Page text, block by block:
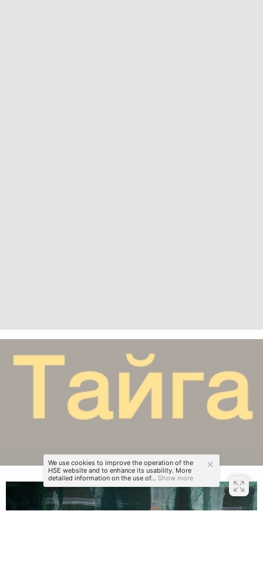
We use cookies to improve the operation of the
HSE website and to enhance its usability. More
detailed information on the use of... Show more